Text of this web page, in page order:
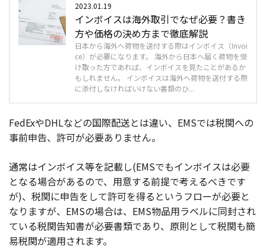
2023.01.19
インボイスは海外取引でなぜ必要？書き
方や価格の決め方まで徹底解説
日本から海外へ荷物を送付する際はインボイス（Invoi
ce）が必要になります。 海外から日本へ届く荷物を受
け取った方であれば、インボイスを見たことがあるか
もしれません。 インボイスは海外へ荷物を送付する際
に添付しなければいけない書類のひ...
FedExやDHLなどの国際配送とは違い、EMSでは税関への
事前申告、許可が必要ありません。
通常はインボイス等を記載し(EMSでもインボイスは必要
となる場合があるので、用意する前提で考えるべきです
が)、税関に申告をして許可を得るというフローが必要と
なりますが、EMSの場合は、EMS物品用ラベルに同封され
ている税関告知書が必要書類であり、原則として税関も簡
易税関が適用されます。